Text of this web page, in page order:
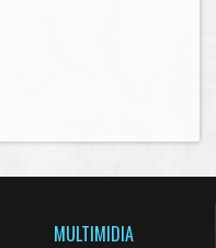
MULTIMIDIA